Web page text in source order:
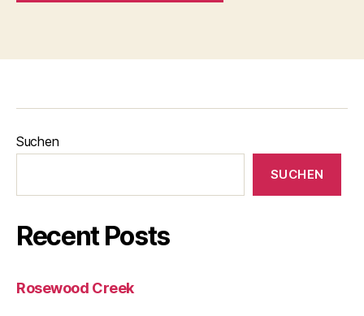
Suchen
SUCHEN
Recent Posts
Rosewood Creek